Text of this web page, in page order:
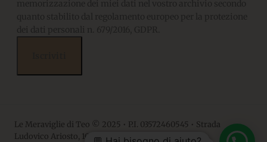
Le Meraviglie di Teo © 2025 • P.I. 03572460545 • Strada
Ludovico Ariosto, 10 • 06063, Magione PG